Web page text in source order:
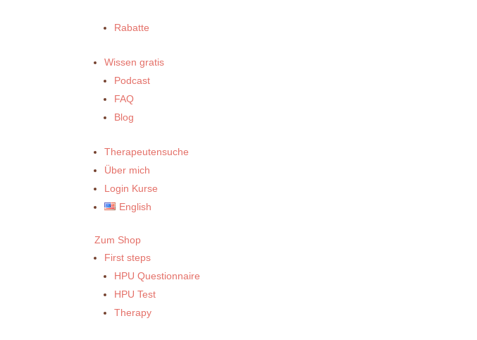
Rabatte
Wissen gratis
Podcast
FAQ
Blog
Therapeutensuche
Über mich
Login Kurse
English
Zum Shop
First steps
HPU Questionnaire
HPU Test
Therapy